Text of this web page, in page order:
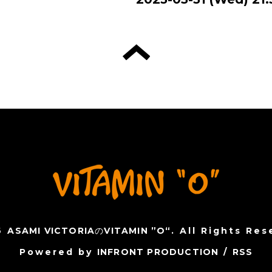
ASAMI VICTORIAのVITAMIN ”O“ . All Rights
Powered by INFRONT PRODUCTION / RSS